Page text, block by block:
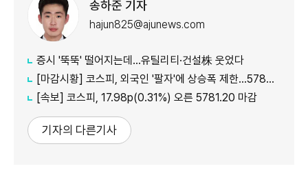
송하준 기자
hajun825@ajunews.com
증시 '뚝뚝' 떨어지는데…유틸리티·건설株 웃었다
[마감시황] 코스피, 외국인 '팔자'에 상승폭 제한…5780선 마감
[속보] 코스피, 17.98p(0.31%) 오른 5781.20 마감
기자의 다른기사